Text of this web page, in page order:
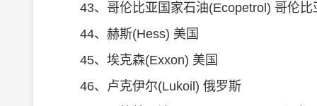
43、哥伦比亚国家石油(Ecopetrol) 哥伦比
44、赫斯(Hess) 美国
45、埃克森(Exxon) 美国
46、卢克伊尔(Lukoil) 俄罗斯